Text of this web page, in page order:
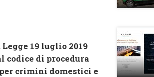
19 luglio 2019
codice di procedura
crimini domestici e